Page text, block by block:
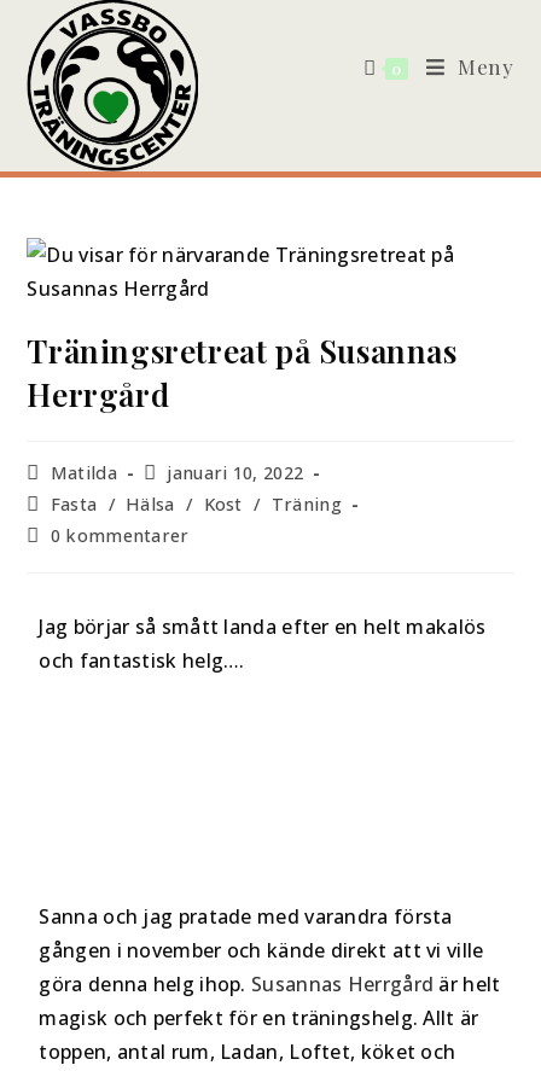
0 Meny
Träningsretreat på Susannas
Herrgård
Matilda
januari 10, 2022
Fasta / Hälsa / Kost / Träning
0 kommentarer
Jag börjar så smått landa efter en helt makalös
och fantastisk helg….
Sanna och jag pratade med varandra första
gången i november och kände direkt att vi ville
göra denna helg ihop. Susannas Herrgård är helt
magisk och perfekt för en träningshelg. Allt är
toppen, antal rum, Ladan, Loftet, köket och